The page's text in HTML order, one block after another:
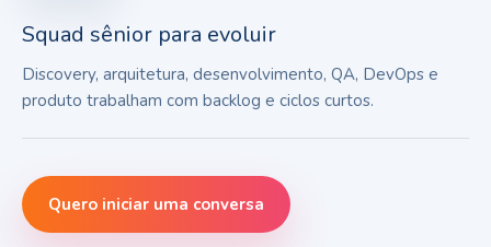
Squad sênior para evoluir
Discovery, arquitetura, desenvolvimento, QA, DevOps e
produto trabalham com backlog e ciclos curtos.
Quero iniciar uma conversa